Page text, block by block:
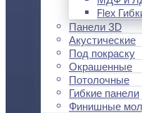
Flex
Панели 3D
Акустические
Под покраску
Окрашенные
Потолочные
Гибкие панели
Финишные